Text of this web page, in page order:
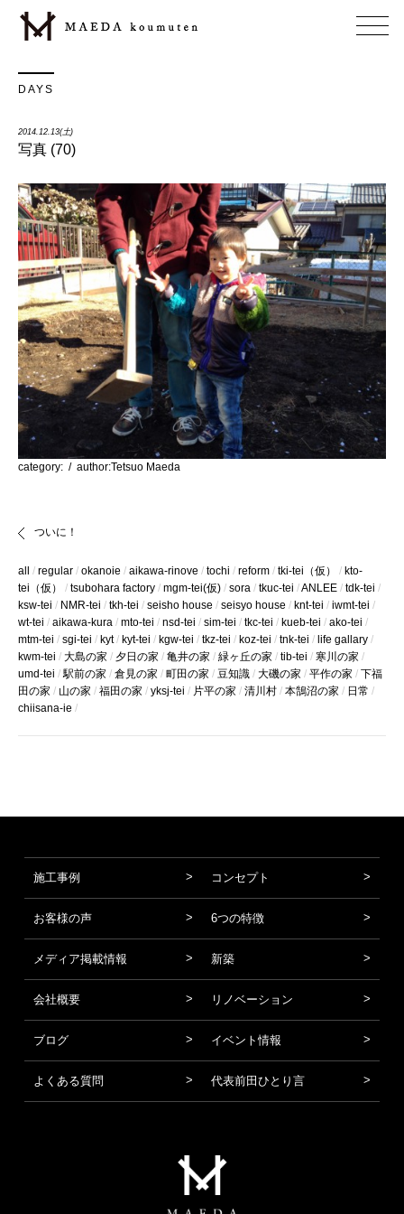
DAYS
2014.12.13(土)
写真 (70)
category: / author:Tetsuo Maeda
ついに！
all regular okanoie aikawa-rinove tochi reform tki-tei（仮）
kto-
tei（仮）
tsubohara factory mgm-tei(仮) sora tkuc-tei ANLEE
tdk-tei
ksw-tei
NMR-tei tkh-tei seisho house seisyo house knt-tei
iwmt-tei
wt-tei
aikawa-kura mto-tei nsd-tei sim-tei tkc-tei kueb-tei
ako-tei
mtm-tei
sgi-tei kyt kyt-tei kgw-tei tkz-tei koz-tei tnk-tei
life gallary
kwm-tei
大島の家 夕日の家 亀井の家 緑ヶ丘の家 tib-tei
寒川の家
umd-tei
駅前の家 倉見の家 町田の家 豆知識 大磯の家 平作の家
下福
田の家
山の家 福田の家 yksj-tei 片平の家 清川村 本鵠沼の家
日常
chiisana-ie
施工事例 コンセプト
お客様の声 6つの特徴
メディア掲載情報 新築
会社概要 リノベーション
ブログ イベント情報
よくある質問 代表前田ひとり言